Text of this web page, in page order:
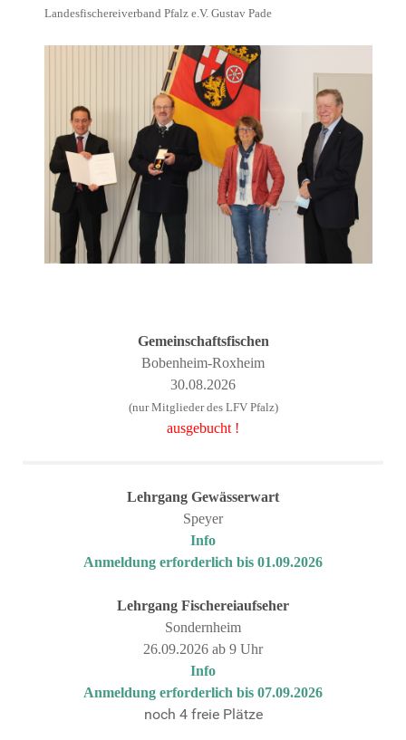
Landesfischereiverband Pfalz e.V. Gustav Pade
Gemeinschaftsfischen
Bobenheim-Roxheim
30.08.2026
(nur Mitglieder des LFV Pfalz)
ausgebucht !
Lehrgang Gewässerwart
Speyer
Info
Anmeldung erforderlich bis 01.09.2026
Lehrgang Fischereiaufseher
Sondernheim
26.09.2026 ab 9 Uhr
Info
Anmeldung erforderlich bis 07.09.2026
noch 4 freie Plätze